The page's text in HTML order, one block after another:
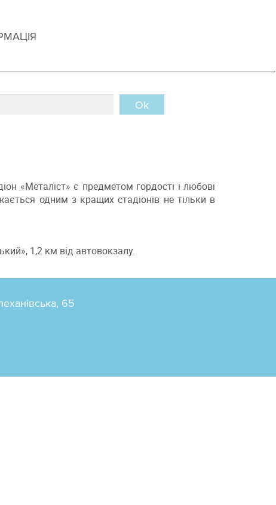
Ok
«Металіст» є предметом гордості і любові
одним з кращих стадіонів не тільки в
1,2 км від автовокзалу.
65